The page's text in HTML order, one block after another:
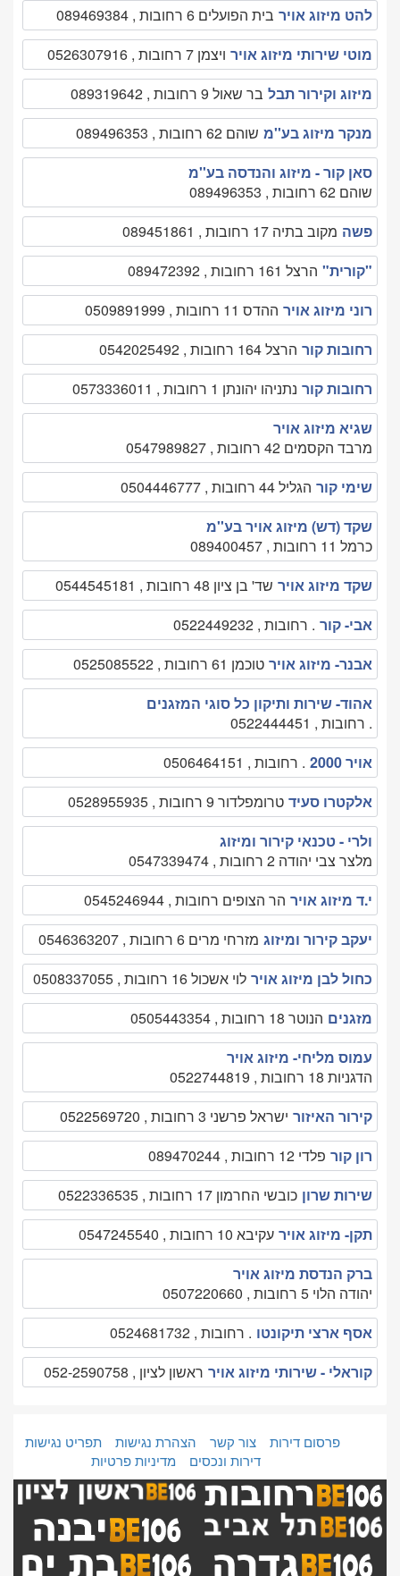
להט מיזוג אויר בית הפועלים 6 רחובות , 089469384
מוטי שירותי מיזוג אויר ויצמן 7 רחובות , 0526307916
מיזוג וקירור תבל בר שאול 9 רחובות , 089319642
מנקר מיזוג בע''מ שוהם 62 רחובות , 089496353
סאן קור - מיזוג והנדסה בע''מ
שוהם 62 רחובות , 089496353
פשה מקוב בתיה 17 רחובות , 089451861
"קורית" הרצל 161 רחובות , 089472392
רוני מיזוג אויר ההדס 11 רחובות , 0509891999
רחובות קור הרצל 164 רחובות , 0542025492
רחובות קור נתניהו יהונתן 1 רחובות , 0573336011
שגיא מיזוג אויר
מרבד הקסמים 42 רחובות , 0547989827
שימי קור הגליל 44 רחובות , 0504446777
שקד (דש) מיזוג אויר בע''מ
כרמל 11 רחובות , 089400457
שקד מיזוג אויר שד' בן ציון 48 רחובות , 0544545181
אבי- קור . רחובות , 0522449232
אבנר- מיזוג אויר טוכמן 61 רחובות , 0525085522
אהוד- שירות ותיקון כל סוגי המזגנים
. רחובות , 0522444451
אויר 2000
. רחובות , 0506464151
אלקטרו סעיד טרומפלדור 9 רחובות , 0528955935
ולרי - טכנאי קירור ומיזוג
מלצר צבי יהודה 2 רחובות , 0547339474
י.ד מיזוג אויר הר הצופים רחובות , 0545246944
יעקב קירור ומיזוג מזרחי מרים 6 רחובות , 0546363207
כחול לבן מיזוג אויר לוי אשכול 16 רחובות , 0508337055
מזגנים הנוטר 18 רחובות , 0505443354
עמוס מליחי- מיזוג אויר
הדגניות 18 רחובות , 0522744819
קירור האיזור ישראל פרשני 3 רחובות , 0522569720
רון קור פלדי 12 רחובות , 089470244
שירות שרון כובשי החרמון 17 רחובות , 0522336535
תקן- מיזוג אויר עקיבא 10 רחובות , 0547245540
ברק הנדסת מיזוג אויר
יהודה הלוי 5 רחובות , 0507220660
אסף ארצי תיקונטו . רחובות , 0524681732
קוראלי - שירותי מיזוג אויר ראשון לציון , 052-2590758
פרסום דירות צור קשר הצהרת נגישות
תפריט נגישות
דירות ונכסים
מדיניות פרטיות